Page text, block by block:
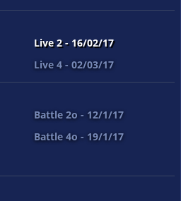
Live 2 - 16/02/17
Live 4 - 02/03/17
Battle 2o - 12/1/17
Battle 4o - 19/1/17